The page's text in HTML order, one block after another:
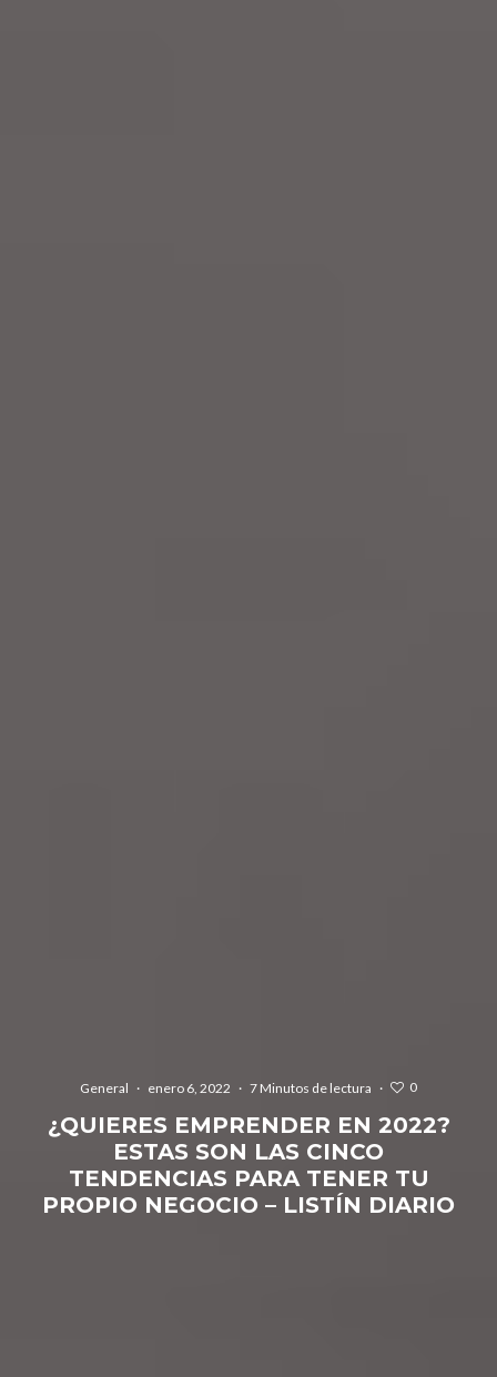
General · enero 6, 2022 · 7 Minutos de lectura · 0
¿QUIERES EMPRENDER EN 2022?
ESTAS SON LAS CINCO
TENDENCIAS PARA TENER TU
PROPIO NEGOCIO – LISTÍN DIARIO